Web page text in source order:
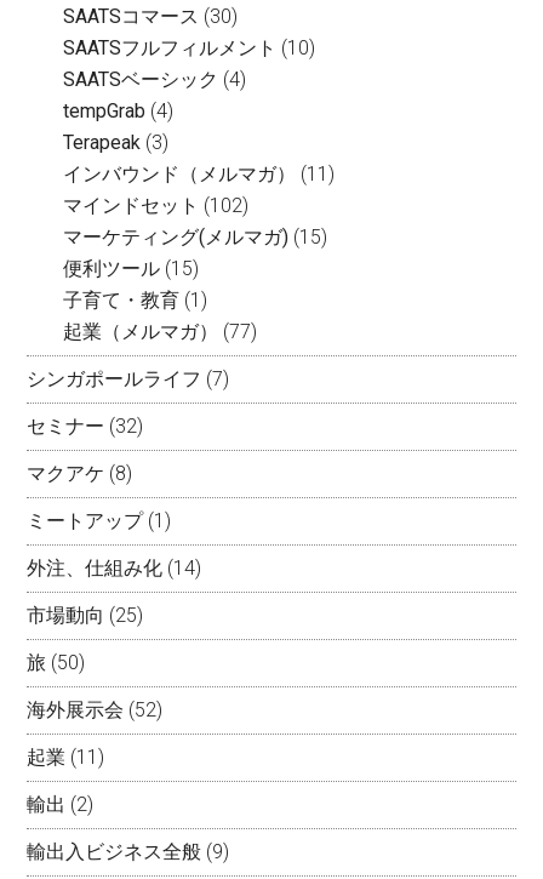
SAATSコマース (30)
SAATSフルフィルメント (10)
SAATSベーシック (4)
tempGrab (4)
Terapeak (3)
インバウンド（メルマガ）
(11)
マインドセット (102)
マーケティング(メルマガ) (15)
便利ツール (15)
子育て・教育 (1)
起業（メルマガ）
(77)
シンガポールライフ (7)
セミナー (32)
マクアケ (8)
ミートアップ(1)
外注、仕組み化 (14)
市場動向 (25)
旅 (50)
海外展示会 (52)
起業 (11)
輸出 (2)
輸出入ビジネス全般 (9)